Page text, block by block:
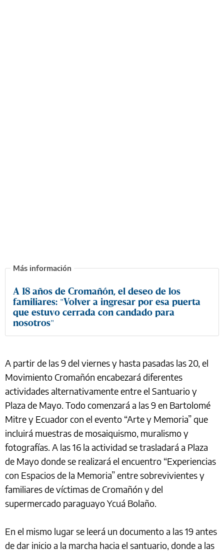
A 18 años de Cromañón, el deseo de los
familiares: "Volver a ingresar por esa puerta
que estuvo cerrada con candado para
nosotros"
A partir de las 9 del viernes y hasta pasadas las 20, el
Movimiento Cromañón encabezará diferentes
actividades alternativamente entre el Santuario y
Plaza de Mayo. Todo comenzará a las 9 en Bartolomé
Mitre y Ecuador con el evento “Arte y Memoria” que
incluirá muestras de mosaiquismo, muralismo y
fotografías. A las 16 la actividad se trasladará a Plaza
de Mayo donde se realizará el encuentro “Experiencias
con Espacios de la Memoria” entre sobrevivientes y
familiares de víctimas de Cromañón y del
supermercado paraguayo Ycuá Bolaño.
En el mismo lugar se leerá un documento a las 19 antes
de dar inicio a la marcha hacia el santuario, donde a las